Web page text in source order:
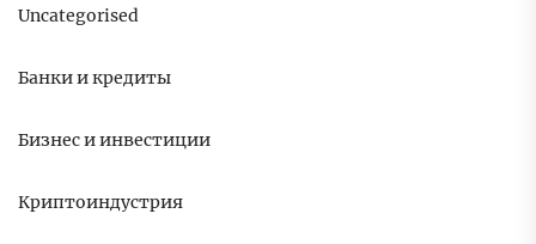
Uncategorised
Банки и кредиты
Бизнес и инвестиции
Криптоиндустрия